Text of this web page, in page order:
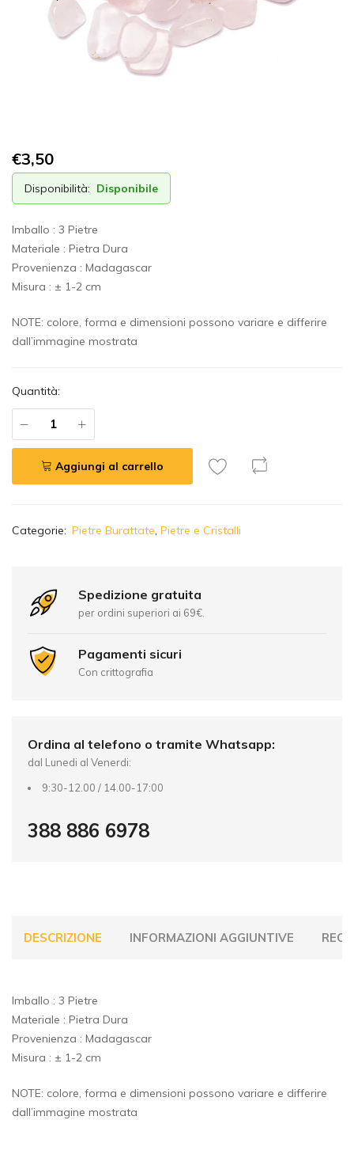
€3,50
Disponibilità: Disponibile
Imballo : 3 Pietre
Materiale : Pietra Dura
Provenienza : Madagascar
Misura : ± 1-2 cm
NOTE: colore, forma e dimensioni possono variare e differire
dall’immagine mostrata
Quantità:
Aggiungi al carrello
lCategorie: Pietre Burattate, Pietre e Cristalli
Spedizione gratuita
per ordini superiori ai 69€.
Pagamenti sicuri
Con crittografia
Ordina al telefono o tramite Whatsapp:
dal Lunedi al Venerdi:
9:30-12.00 / 14.00-17:00
388 886 6978
DESCRIZIONE INFORMAZIONI AGGIUNTIVE
Imballo : 3 Pietre
Materiale : Pietra Dura
Provenienza : Madagascar
Misura : ± 1-2 cm
NOTE: colore, forma e dimensioni possono variare e differire
dall’immagine mostrata